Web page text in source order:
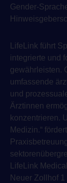
Gender-
LifeLink führt
integrierte und
gewährleisten.
umfassende
und
Ärztinnen
konzentrieren.
Medizin.“
LifeLink
Neuer Zollhof 1